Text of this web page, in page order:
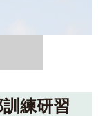
練研習